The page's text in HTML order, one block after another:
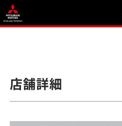
店舗詳細